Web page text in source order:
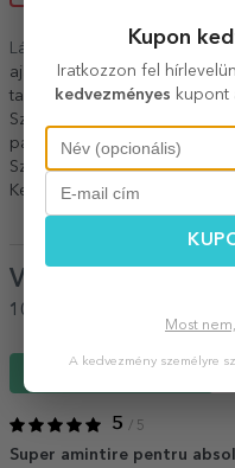
Lásd még más Év végi
ajándékok,Iskolai pólók,
tanároknak,Személyre
Személyre szabott pólók
pamut pólók,Személyre
Személyre szabott pólók
Kedvezményes ballagási
Vélemények
100%
5 / 5
Super amintire pentru
Kupon
Iratkozzon fel
kedvezményes kupont
Most
A kedvezmény személyre